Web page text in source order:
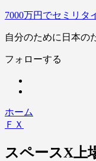
7000万円でセミリタ
自分のために日本の
フォローする
ホーム
ＦＸ
スペースX上